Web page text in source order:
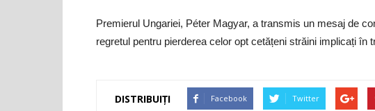
Premierul Ungariei, Péter Magyar, a transmis un mesaj de
regretul pentru pierderea celor opt cetățeni străini implicați în
DISTRIBUIȚI Facebook Twitter